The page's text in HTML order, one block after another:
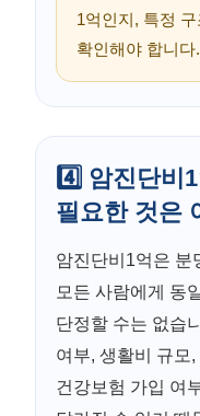
1억인지, 특정
확인해야 합니다.
4️⃣ 암진단비
필요한 것은
암진단비1억은 분
모든 사람에게 동
단정할 수는 없습
여부, 생활비 규모
건강보험 가입 여